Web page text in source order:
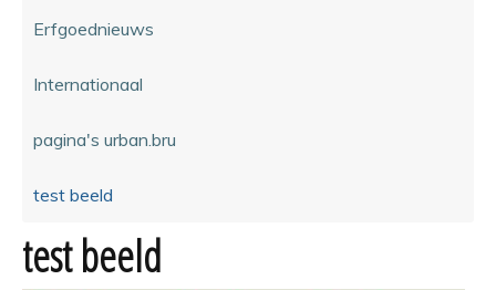
Erfgoednieuws
Internationaal
pagina's urban.bru
test beeld
test beeld